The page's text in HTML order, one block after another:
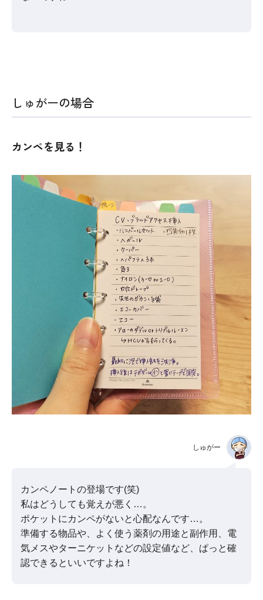
しゅがーの場合
カンペを見る！
しゅがー
カンペノートの登場です(笑)
私はどうしても覚えが悪く…。
ポケットにカンペがないと心配なんです…。
準備する物品や、よく使う薬剤の用途と副作用、電
気メスやターニケットなどの設定値など、ぱっと確
認できるといいですよね！